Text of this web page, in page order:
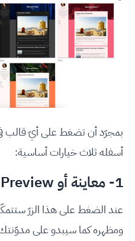
بمجرّد أن تضغط على أيّ قالب
أسفله ثلاث خيارات أساسية:
1- معاينة أو Preview
عند الضغط على هذا الزرّ
ومظهره كما سيبدو على